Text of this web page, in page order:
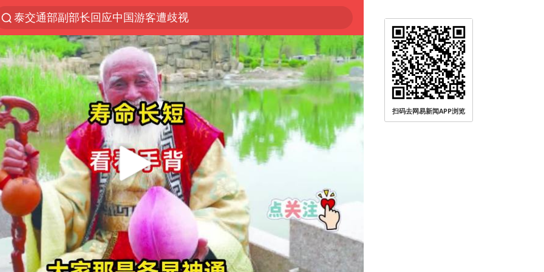
泰交通部副部长回应中国游客遭歧视
夜幕落下 运动上场
1岁宝宝碰坏纸巾盒 宝妈被索赔924元
台风白海豚环流面积近似13个浙江
Meta被判支付5.67亿美元
台风白海豚逼近 暴雨大暴雨来袭
47岁妈妈突然产女 26岁女儿：很震惊
OpenAI为免费用户升级GPT-5.6 Luna
日本广岛民众举行游行反对政府行径
21楼高空抛物嫌疑人被拘留
实探山东最热的“中国蔬菜之乡”
扫码去网易新闻APP浏览